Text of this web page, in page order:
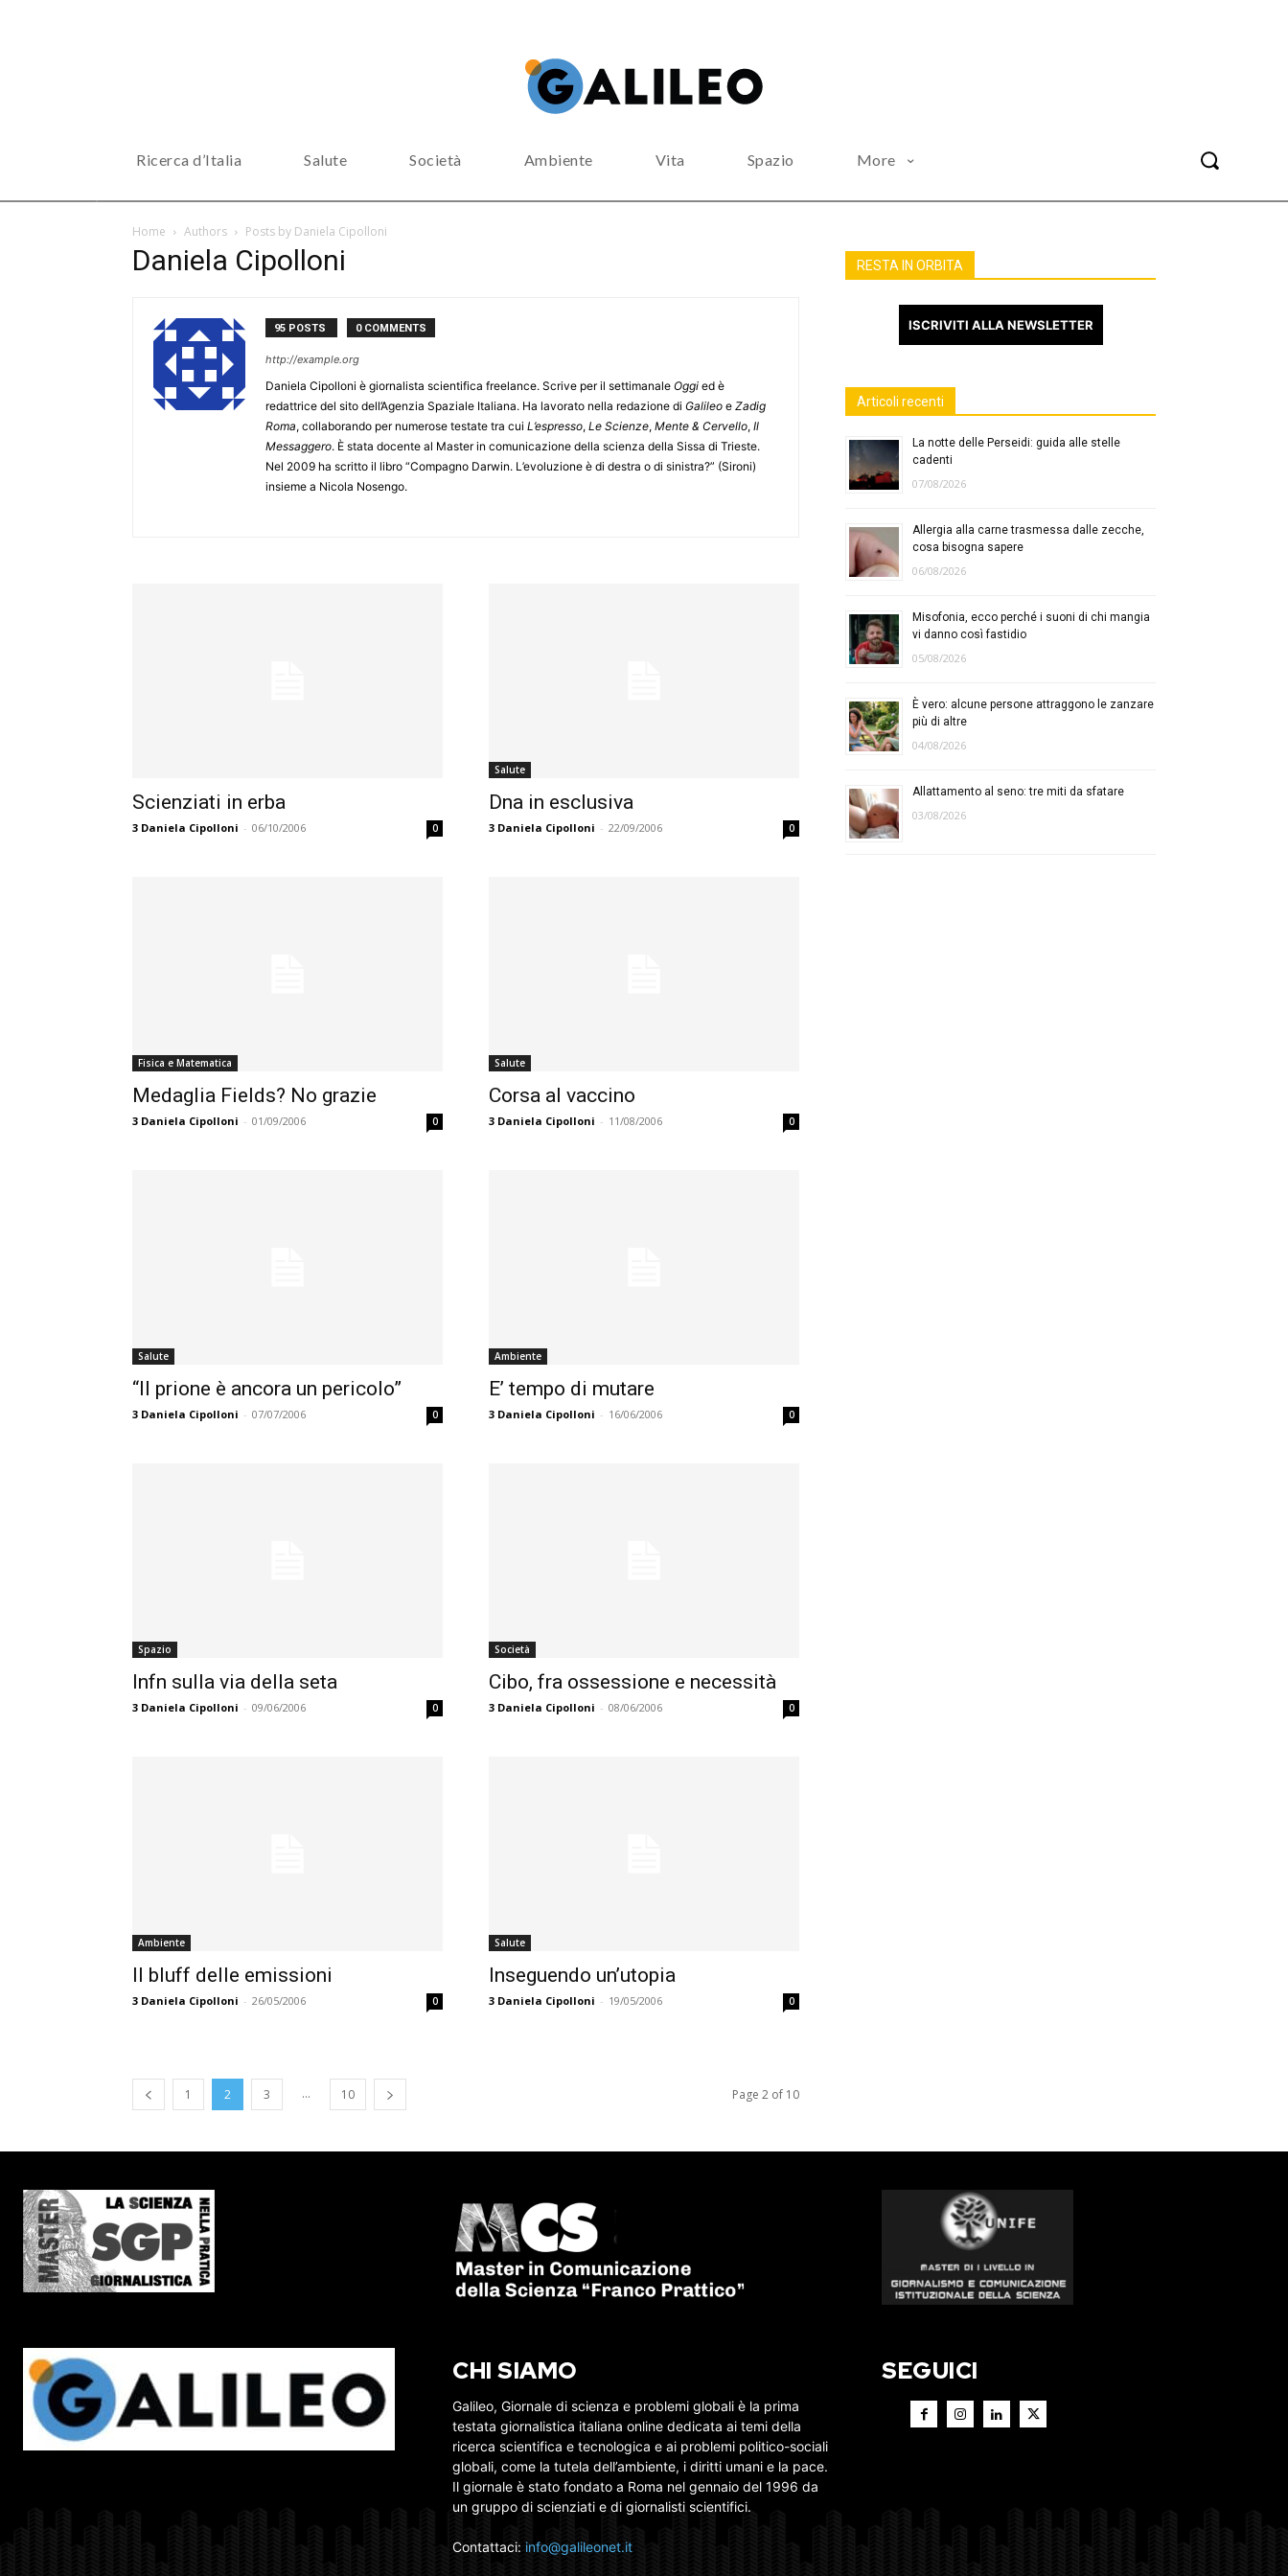
Ricerca d’Italia Salute Società Ambiente Vita Spazio More
Home Authors Posts by Daniela Cipolloni
Daniela Cipolloni
95 POSTS 0 COMMENTS
http://example.org
Daniela Cipolloni è giornalista scientifica freelance. Scrive per il settimanale Oggi ed è
redattrice del sito dell’Agenzia Spaziale Italiana. Ha lavorato nella redazione di Galileo e Zadig
Roma, collaborando per numerose testate tra cui L’espresso, Le Scienze, Mente & Cervello, Il
Messaggero. È stata docente al Master in comunicazione della scienza della Sissa di Trieste.
Nel 2009 ha scritto il libro “Compagno Darwin. L’evoluzione è di destra o di sinistra?” (Sironi)
insieme a Nicola Nosengo.
Scienziati in erba
3 Daniela Cipolloni - 06/10/2006 0
Salute
Dna in esclusiva
3 Daniela Cipolloni - 22/09/2006 0
Fisica e Matematica
Medaglia Fields? No grazie
3 Daniela Cipolloni - 01/09/2006 0
Salute
Corsa al vaccino
3 Daniela Cipolloni - 11/08/2006 0
Salute
“Il prione è ancora un pericolo”
3 Daniela Cipolloni - 07/07/2006 0
Ambiente
E’ tempo di mutare
3 Daniela Cipolloni - 16/06/2006 0
Spazio
Infn sulla via della seta
3 Daniela Cipolloni - 09/06/2006 0
Società
Cibo, fra ossessione e necessità
3 Daniela Cipolloni - 08/06/2006 0
Ambiente
Il bluff delle emissioni
3 Daniela Cipolloni - 26/05/2006 0
Salute
Inseguendo un’utopia
3 Daniela Cipolloni - 19/05/2006 0
1 2 3 ... 10 Page 2 of 10
RESTA IN ORBITA
ISCRIVITI ALLA NEWSLETTER
Articoli recenti
La notte delle Perseidi: guida alle stelle
cadenti
07/08/2026
Allergia alla carne trasmessa dalle zecche,
cosa bisogna sapere
06/08/2026
Misofonia, ecco perché i suoni di chi mangia
vi danno così fastidio
05/08/2026
È vero: alcune persone attraggono le zanzare
più di altre
04/08/2026
Allattamento al seno: tre miti da sfatare
03/08/2026
CHI SIAMO
Galileo, Giornale di scienza e problemi globali è la prima
testata giornalistica italiana online dedicata ai temi della
ricerca scientifica e tecnologica e ai problemi politico-sociali
globali, come la tutela dell’ambiente, i diritti umani e la pace.
Il giornale è stato fondato a Roma nel gennaio del 1996 da
un gruppo di scienziati e di giornalisti scientifici.
Contattaci: info@galileonet.it
SEGUICI